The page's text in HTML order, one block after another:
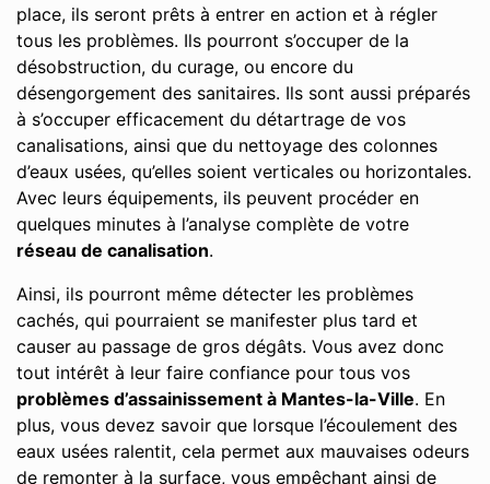
place, ils seront prêts à entrer en action et à régler
tous les problèmes. Ils pourront s’occuper de la
désobstruction, du curage, ou encore du
désengorgement des sanitaires. Ils sont aussi préparés
à s’occuper efficacement du détartrage de vos
canalisations, ainsi que du nettoyage des colonnes
d’eaux usées, qu’elles soient verticales ou horizontales.
Avec leurs équipements, ils peuvent procéder en
quelques minutes à l’analyse complète de votre
réseau de canalisation.
Ainsi, ils pourront même détecter les problèmes
cachés, qui pourraient se manifester plus tard et
causer au passage de gros dégâts. Vous avez donc
tout intérêt à leur faire confiance pour tous vos
problèmes d’assainissement à Mantes-la-Ville. En
plus, vous devez savoir que lorsque l’écoulement des
eaux usées ralentit, cela permet aux mauvaises odeurs
de remonter à la surface, vous empêchant ainsi de